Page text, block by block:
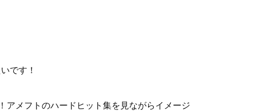
です！
メフトのハードヒット集を見ながらイメージ